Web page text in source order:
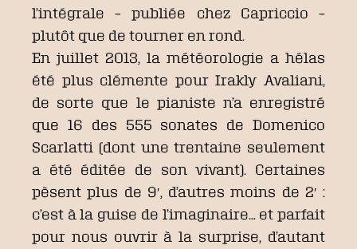
l’intégrale – publiée chez Capriccio –
plutôt que de tourner en rond.
En juillet 2013, la météorologie a hélas
été plus clémente pour Irakly Avaliani,
de sorte que le pianiste n’a enregistré
que 16 des 555 sonates de Domenico
Scarlatti (dont une trentaine seulement
a été éditée de son vivant). Certaines
pèsent plus de 9′, d’autres moins de 2′ :
c’est à la guise de l’imaginaire… et parfait
pour nous ouvrir à la surprise, d’autant